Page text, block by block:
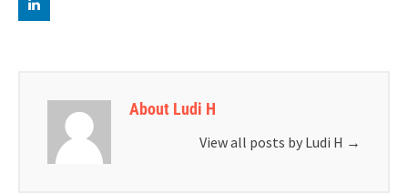
About Ludi H
View all posts by Ludi H →